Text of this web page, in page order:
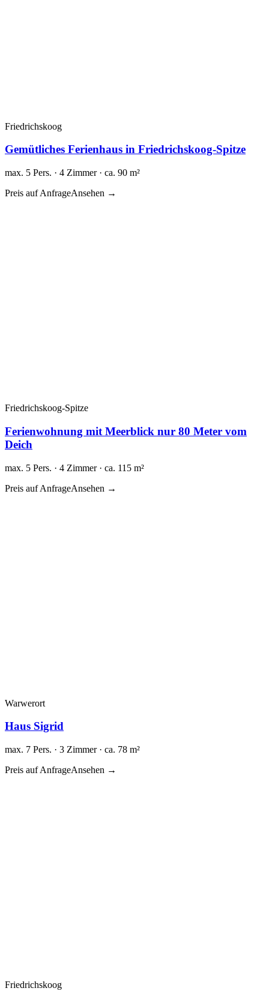
Friedrichskoog
Gemütliches Ferienhaus in Friedrichskoog-Spitze
max. 5 Pers. · 4 Zimmer · ca. 90 m²
Preis auf AnfrageAnsehen →
Friedrichskoog-Spitze
Ferienwohnung mit Meerblick nur 80 Meter vom
Deich
max. 5 Pers. · 4 Zimmer · ca. 115 m²
Preis auf AnfrageAnsehen →
Warwerort
Haus Sigrid
max. 7 Pers. · 3 Zimmer · ca. 78 m²
Preis auf AnfrageAnsehen →
Friedrichskoog